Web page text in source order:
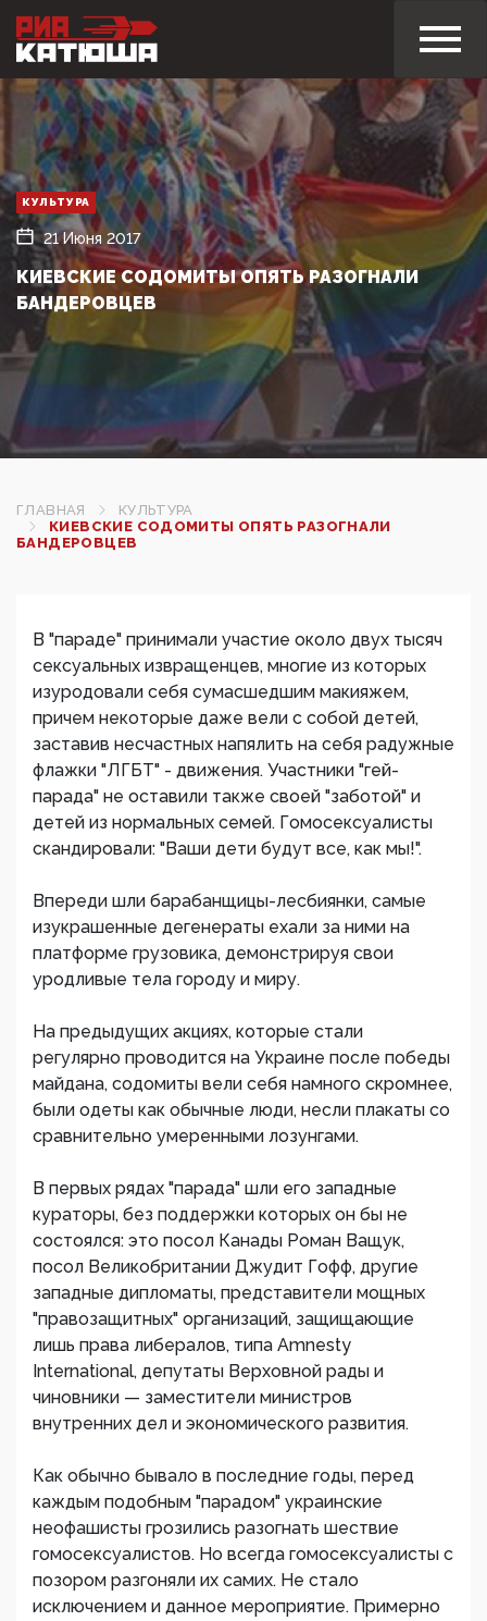
КУЛЬТУРА
21 Июня 2017
КИЕВСКИЕ СОДОМИТЫ ОПЯТЬ РАЗОГНАЛИ
БАНДЕРОВЦЕВ
ГЛАВНАЯ
КУЛЬТУРА
КИЕВСКИЕ СОДОМИТЫ ОПЯТЬ РАЗОГНАЛИ
БАНДЕРОВЦЕВ
В "параде" принимали участие около двух тысяч
сексуальных извращенцев, многие из которых
изуродовали себя сумасшедшим макияжем,
причем некоторые даже вели с собой детей,
заставив несчастных напялить на себя радужные
флажки "ЛГБТ" - движения. Участники "гей-
парада" не оставили также своей "заботой" и
детей из нормальных семей. Гомосексуалисты
скандировали: "Ваши дети будут все, как мы!".
Впереди шли барабанщицы-лесбиянки, самые
изукрашенные дегенераты ехали за ними на
платформе грузовика, демонстрируя свои
уродливые тела городу и миру.
На предыдущих акциях, которые стали
регулярно проводится на Украине после победы
майдана, содомиты вели себя намного скромнее,
были одеты как обычные люди, несли плакаты со
сравнительно умеренными лозунгами.
В первых рядах "парада" шли его западные
кураторы, без поддержки которых он бы не
состоялся: это посол Канады Роман Ващук,
посол Великобритании Джудит Гофф, другие
западные дипломаты, представители мощных
"правозащитных" организаций, защищающие
лишь права либералов, типа Amnesty
International, депутаты Верховной рады и
чиновники — заместители министров
внутренних дел и экономического развития.
Как обычно бывало в последние годы, перед
каждым подобным "парадом" украинские
неофашисты грозились разогнать шествие
гомосексуалистов. Но всегда гомосексуалисты с
позором разгоняли их самих. Не стало
исключением и данное мероприятие. Примерно